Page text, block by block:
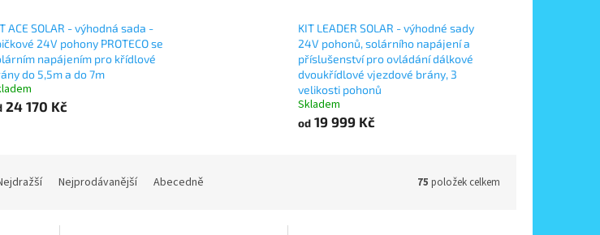
ACE SOLAR - výhodná sada -
24V pohony PROTECO se
napájením pro křídlové
do 5,5m a do 7m
24 170 Kč
KIT LEADER SOLAR - výhodné sady
24V pohonů, solárního napájení a
příslušenství pro ovládání dálkové
dvoukřídlové vjezdové brány, 3
velikosti pohonů
Skladem
od19 999 Kč
Nejprodávanější Abecedně 75 položek celkem